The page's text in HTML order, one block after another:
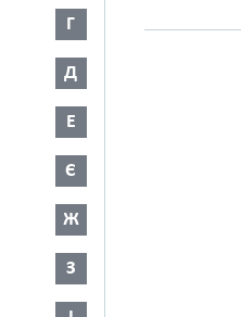
Г
Д
Е
Є
Ж
З